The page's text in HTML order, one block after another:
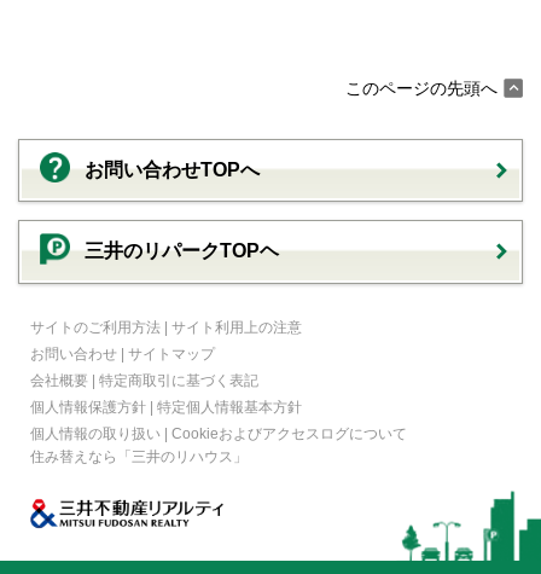
このページの先頭へ
お問い合わせTOPへ
三井のリパークTOPヘ
サイトのご利用方法 | サイト利用上の注意
お問い合わせ | サイトマップ
会社概要 | 特定商取引に基づく表記
個人情報保護方針 | 特定個人情報基本方針
個人情報の取り扱い | Cookieおよびアクセスログについて
住み替えなら
「三井のリハウス」